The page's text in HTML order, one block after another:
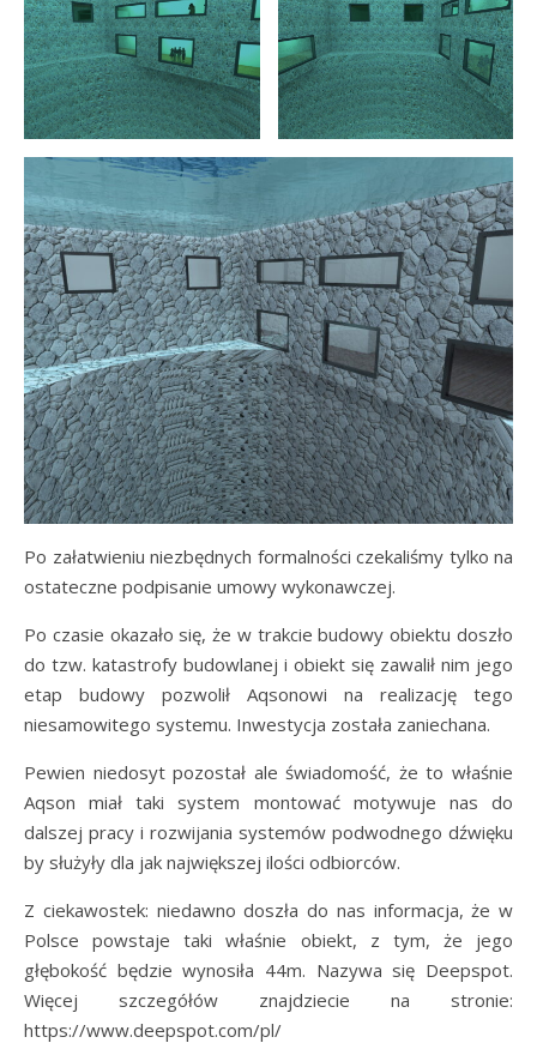
Po załatwieniu niezbędnych formalności czekaliśmy tylko na
ostateczne podpisanie umowy wykonawczej.
Po czasie okazało się, że w trakcie budowy obiektu doszło
do tzw. katastrofy budowlanej i obiekt się zawalił nim jego
etap budowy pozwolił Aqsonowi na realizację tego
niesamowitego systemu. Inwestycja została zaniechana.
Pewien niedosyt pozostał ale świadomość, że to właśnie
Aqson miał taki system montować motywuje nas do
dalszej pracy i rozwijania systemów podwodnego dźwięku
by służyły dla jak największej ilości odbiorców.
Z ciekawostek: niedawno doszła do nas informacja, że w
Polsce powstaje taki właśnie obiekt, z tym, że jego
głębokość będzie wynosiła 44m. Nazywa się Deepspot.
Więcej szczegółów znajdziecie na stronie:
https://www.deepspot.com/pl/